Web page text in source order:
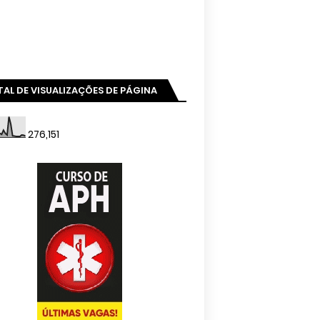
DE VISUALIZAÇÕES DE PÁGINA
276,151